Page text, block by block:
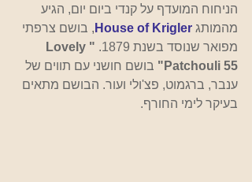
הניחוח המועדף על קנדי ביום יום, הגיע
מהמותג House of Krigler
, בושם צרפתי
מפואר שנוסד בשנת 1879.
"Lovely
Patchouli 55"
בושם חושני עם תווים של
ענבר, ברגמוט, פצ'ולי ועור. הבושם מתאים
בעיקר לימי החורף.